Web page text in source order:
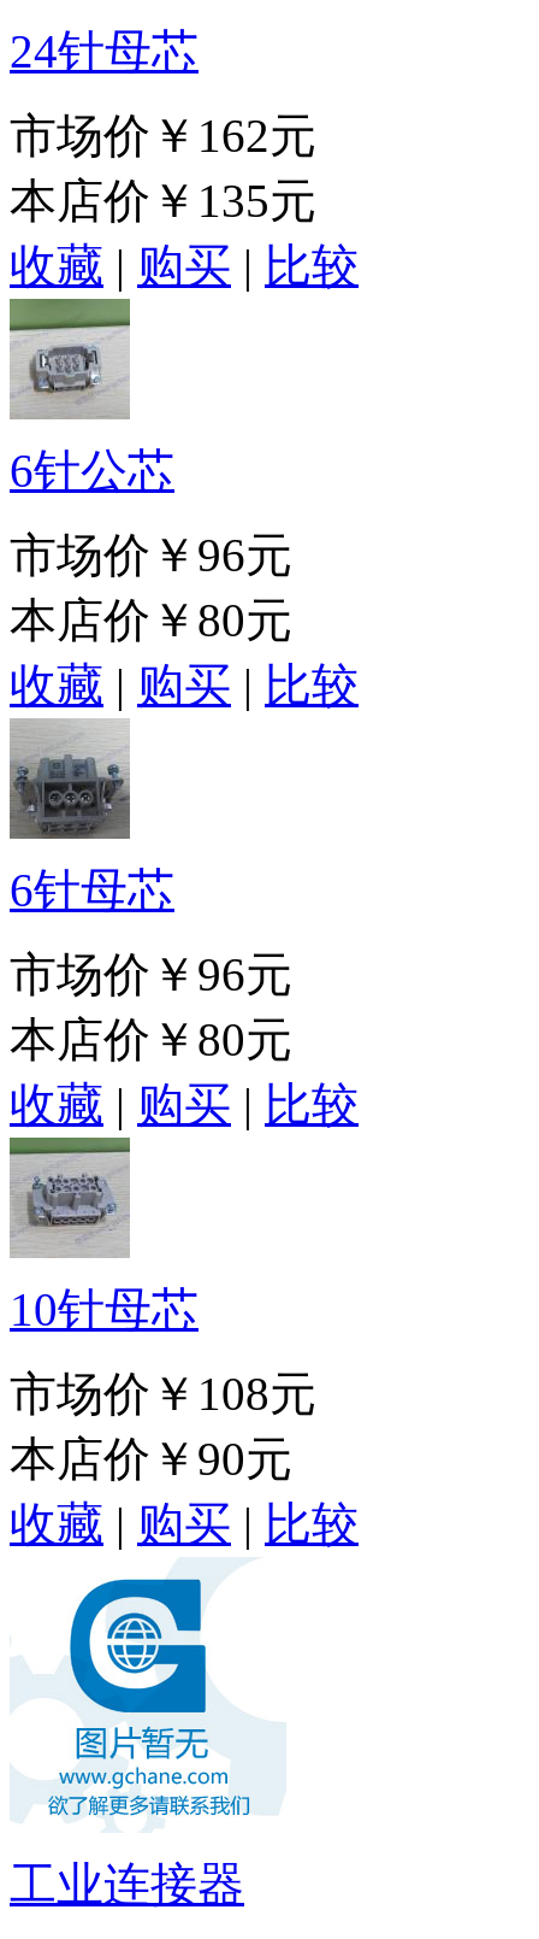
24针母芯
市场价 ￥162元
本店价 ￥135元
收藏 | 购买 | 比较
6针公芯
市场价 ￥96元
本店价 ￥80元
收藏 | 购买 | 比较
6针母芯
市场价 ￥96元
本店价 ￥80元
收藏 | 购买 | 比较
10针母芯
市场价 ￥108元
本店价 ￥90元
收藏 | 购买 | 比较
工业连接器